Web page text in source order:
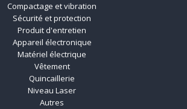
Compactage et vibration
Sécurité et protection
Produit d'entretien
Appareil électronique
Matériel électrique
Vêtement
Quincaillerie
Niveau Laser
Autres